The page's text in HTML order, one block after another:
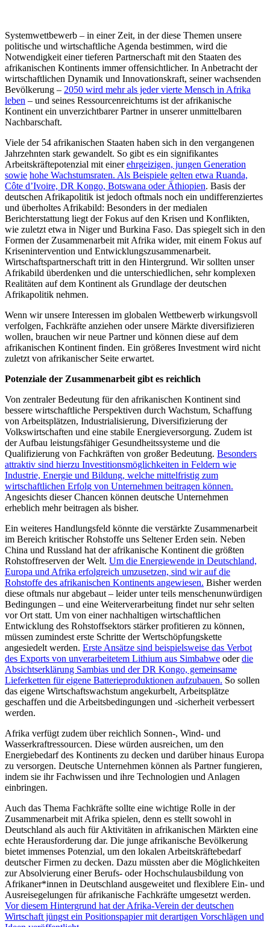
Systemwettbewerb – in einer Zeit, in der diese Themen unsere
politische und wirtschaftliche Agenda bestimmen, wird die
Notwendigkeit einer tieferen Partnerschaft mit den Staaten des
afrikanischen Kontinents immer offensichtlicher. In Anbetracht der
wirtschaftlichen Dynamik und Innovationskraft, seiner wachsenden
Bevölkerung – 2050 wird mehr als jeder vierte Mensch in Afrika
leben – und seines Ressourcenreichtums ist der afrikanische
Kontinent ein unverzichtbarer Partner in unserer unmittelbaren
Nachbarschaft.
Viele der 54 afrikanischen Staaten haben sich in den vergangenen
Jahrzehnten stark gewandelt. So gibt es ein signifikantes
Arbeitskräftepotenzial mit einerehrgeizigen, jungen Generation
sowie hohe Wachstumsraten. Als Beispiele gelten etwa Ruanda,
Côte d’Ivoire, DR Kongo, Botswana oder Äthiopien. Basis der
deutschen Afrikapolitik ist jedoch oftmals noch ein undifferenziertes
und überholtes Afrikabild: Besonders in der medialen
Berichterstattung liegt der Fokus auf den Krisen und Konflikten,
wie zuletzt etwa in Niger und Burkina Faso. Das spiegelt sich in den
Formen der Zusammenarbeit mit Afrika wider, mit einem Fokus auf
Krisenintervention und Entwicklungszusammenarbeit.
Wirtschaftspartnerschaft tritt in den Hintergrund. Wir sollten unser
Afrikabild überdenken und die unterschiedlichen, sehr komplexen
Realitäten auf dem Kontinent als Grundlage der deutschen
Afrikapolitik nehmen.
Wenn wir unsere Interessen im globalen Wettbewerb wirkungsvoll
verfolgen, Fachkräfte anziehen oder unsere Märkte diversifizieren
wollen, brauchen wir neue Partner und können diese auf dem
afrikanischen Kontinent finden. Ein größeres Investment wird nicht
zuletzt von afrikanischer Seite erwartet.
Potenziale der Zusammenarbeit gibt es reichlich
Von zentraler Bedeutung für den afrikanischen Kontinent sind
bessere wirtschaftliche Perspektiven durch Wachstum, Schaffung
von Arbeitsplätzen, Industrialisierung, Diversifizierung der
Volkswirtschaften und eine stabile Energieversorgung. Zudem ist
der Aufbau leistungsfähiger Gesundheitssysteme und die
Qualifizierung von Fachkräften von großer Bedeutung. Besonders
attraktiv sind hierzu Investitionsmöglichkeiten in Feldern wie
Industrie, Energie und Bildung, welche mittelfristig zum
wirtschaftlichen Erfolg von Unternehmen beitragen können.
Angesichts dieser Chancen können deutsche Unternehmen
erheblich mehr beitragen als bisher.
Ein weiteres Handlungsfeld könnte die verstärkte Zusammenarbeit
im Bereich kritischer Rohstoffe uns Seltener Erden sein. Neben
China und Russland hat der afrikanische Kontinent die größten
Rohstoffreserven der Welt. Um die Energiewende in Deutschland,
Europa und Afrika erfolgreich umzusetzen, sind wir auf die
Rohstoffe des afrikanischen Kontinents angewiesen. Bisher werden
diese oftmals nur abgebaut – leider unter teils menschenunwürdigen
Bedingungen – und eine Weiterverarbeitung findet nur sehr selten
vor Ort statt. Um von einer nachhaltigen wirtschaftlichen
Entwicklung des Rohstoffsektors stärker profitieren zu können,
müssen zumindest erste Schritte der Wertschöpfungskette
angesiedelt werden. Erste Ansätze sind beispielsweise das Verbot
des Exports von unverarbeitetem Lithium aus Simbabwe oderdie
Absichtserklärung Sambias und der DR Kongo, gemeinsame
Lieferketten für eigene Batterieproduktionen aufzubauen. So sollen
das eigene Wirtschaftswachstum angekurbelt, Arbeitsplätze
geschaffen und die Arbeitsbedingungen und -sicherheit verbessert
werden.
Afrika verfügt zudem über reichlich Sonnen-, Wind- und
Wasserkraftressourcen. Diese würden ausreichen, um den
Energiebedarf des Kontinents zu decken und darüber hinaus Europa
zu versorgen. Deutsche Unternehmen können als Partner fungieren,
indem sie ihr Fachwissen und ihre Technologien und Anlagen
einbringen.
Auch das Thema Fachkräfte sollte eine wichtige Rolle in der
Zusammenarbeit mit Afrika spielen, denn es stellt sowohl in
Deutschland als auch für Aktivitäten in afrikanischen Märkten eine
echte Herausforderung dar. Die junge afrikanische Bevölkerung
bietet immenses Potenzial, um den lokalen Arbeitskräftebedarf
deutscher Firmen zu decken. Dazu müssten aber die Möglichkeiten
zur Absolvierung einer Berufs- oder Hochschulausbildung von
Afrikaner*innen in Deutschland ausgeweitet und flexiblere Ein- und
Ausreisegelungen für afrikanische Fachkräfte umgesetzt werden.
Vor diesem Hintergrund hat der Afrika-Verein der deutschen
Wirtschaft jüngst ein Positionspapier mit derartigen Vorschlägen und